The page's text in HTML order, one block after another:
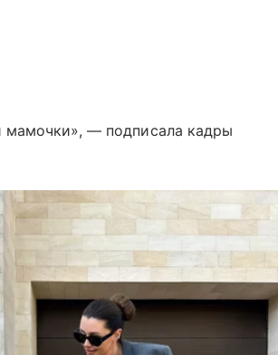
мамочки», — подписала кадры